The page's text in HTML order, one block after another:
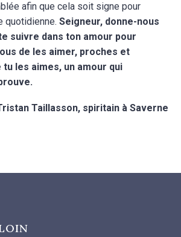
afin que cela soit signe pour
quotidienne. Seigneur, donne-nous
suivre dans ton amour pour
de les aimer, proches et
tu les aimes, un amour qui
Taillasson, spiritain à Saverne